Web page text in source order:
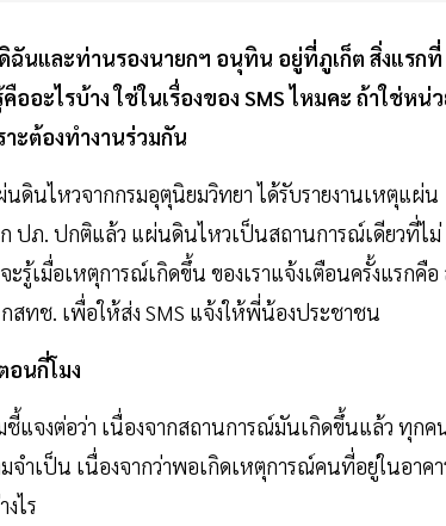
ฉันและท่านรองนายกฯ อนุทิน อยู่ที่ภูเก็ต สิ่งแรกที่
ะไรบ้าง ใช่ในเรื่องของ SMS ไหมคะ ถ้าใช่หน่
ะต้องทำงานร่วมกัน
นไหวจากกรมอุตุนิยมวิทยา ได้รับรายงานเหตุแผ่น
ปภ. ปกติแล้ว แผ่นดินไหวเป็นสถานการณ์เดียวที่ไม่
เมื่อเหตุการณ์เกิดขึ้น ของเราแจ้งเตือนครั้งแรกคือ
สทช. เพื่อให้ส่ง SMS แจ้งให้พี่น้องประชาชน
อนกี่โมง
ชี้แจงต่อว่า เนื่องจากสถานการณ์มันเกิดขึ้นแล้ว ทุกค
ำเป็น เนื่องจากว่าพอเกิดเหตุการณ์คนที่อยู่ในอาค
ไร